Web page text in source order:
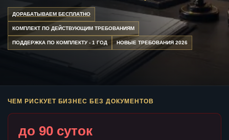
ДОРАБАТЫВАЕМ БЕСПЛАТНО
КОМПЛЕКТ ПО ДЕЙСТВУЮЩИМ ТРЕБОВАНИЯМ
ПОДДЕРЖКА ПО КОМПЛЕКТУ - 1 ГОД НОВЫЕ ТРЕБОВАНИЯ 2026
ЧЕМ РИСКУЕТ БИЗНЕС БЕЗ ДОКУМЕНТОВ
до 90 суток